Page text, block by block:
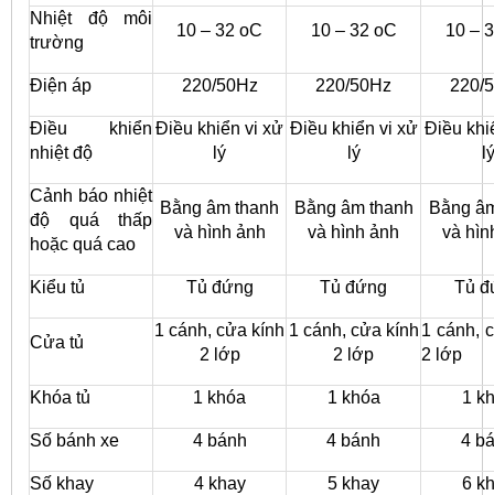
Nhiệt độ môi
trường
10 – 32 oC 10 – 32 oC 10 –
Điện áp 220/50Hz 220/50Hz 220/
Điều khiển
nhiệt độ
Điều khiển vi xử
lý
Điều khiển vi xử
lý
Điều
lý
Cảnh báo nhiệt
độ quá thấp
hoặc quá cao
Bằng âm thanh
và hình ảnh
Bằng âm thanh
và hình ảnh
Bằng
và
Kiểu tủ Tủ đứng Tủ đứng Tủ
Cửa tủ
1 cánh, cửa kính
2 lớp
1 cánh, cửa kính
2 lớp
1 cánh,
2 lớp
Khóa tủ 1 khóa 1 khóa 1
Số bánh xe 4 bánh 4 bánh 4
Số khay 4 khay 5 khay 6